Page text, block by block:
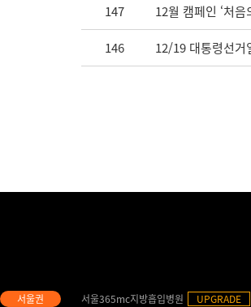
147 12월 캠페인 ‘처
146 12/19 대통령선거
서울365mc지방흡입병원 UPGRADE